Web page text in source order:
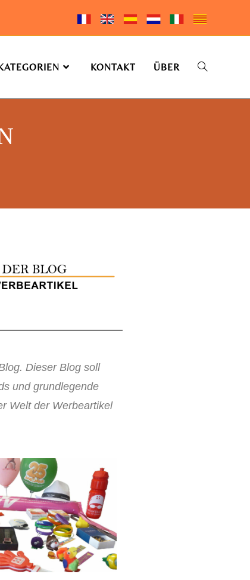
KONTAKT ÜBER
Dieser Blog soll
und grundlegende
Welt der Werbeartikel